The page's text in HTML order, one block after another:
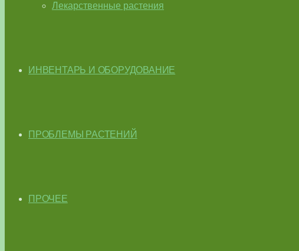
Лекарственные растения
ИНВЕНТАРЬ И ОБОРУДОВАНИЕ
ПРОБЛЕМЫ РАСТЕНИЙ
ПРОЧЕЕ